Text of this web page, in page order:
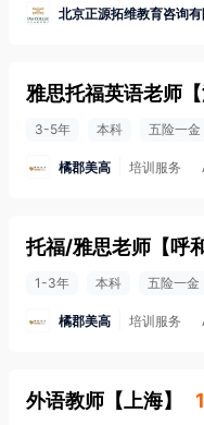
北京正源拓维教育咨询
雅思托福英语老师 【
3-5年 本科 五险一金
橘郡美高 培训服务
托福/雅思老师 【呼
1-3年 本科 五险一金
橘郡美高 培训服务
外语教师 【 上海】